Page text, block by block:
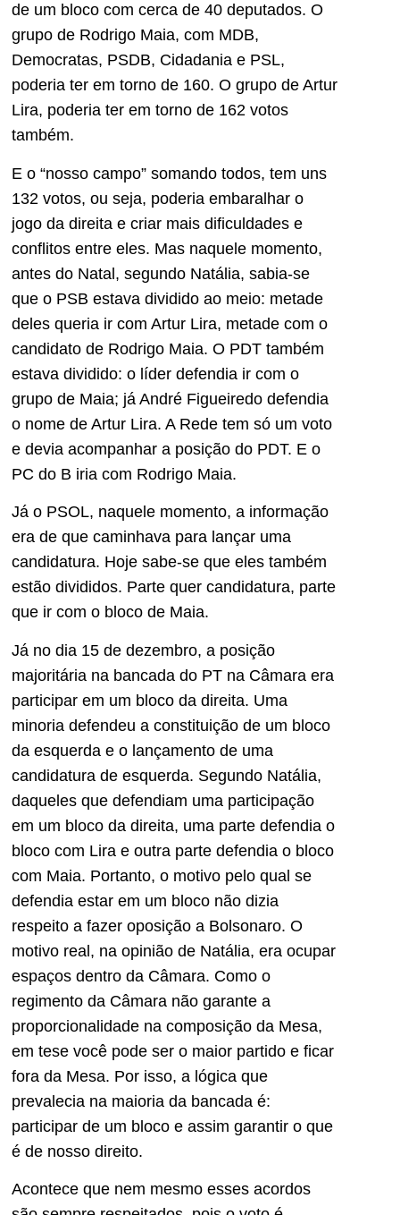
de um bloco com cerca de 40 deputados. O
grupo de Rodrigo Maia, com MDB,
Democratas, PSDB, Cidadania e PSL,
poderia ter em torno de 160. O grupo de Artur
Lira, poderia ter em torno de 162 votos
também.
E o “nosso campo” somando todos, tem uns
132 votos, ou seja, poderia embaralhar o
jogo da direita e criar mais dificuldades e
conflitos entre eles. Mas naquele momento,
antes do Natal, segundo Natália, sabia-se
que o PSB estava dividido ao meio: metade
deles queria ir com Artur Lira, metade com o
candidato de Rodrigo Maia. O PDT também
estava dividido: o líder defendia ir com o
grupo de Maia; já André Figueiredo defendia
o nome de Artur Lira. A Rede tem só um voto
e devia acompanhar a posição do PDT. E o
PC do B iria com Rodrigo Maia.
Já o PSOL, naquele momento, a informação
era de que caminhava para lançar uma
candidatura. Hoje sabe-se que eles também
estão divididos. Parte quer candidatura, parte
que ir com o bloco de Maia.
Já no dia 15 de dezembro, a posição
majoritária na bancada do PT na Câmara era
participar em um bloco da direita. Uma
minoria defendeu a constituição de um bloco
da esquerda e o lançamento de uma
candidatura de esquerda. Segundo Natália,
daqueles que defendiam uma participação
em um bloco da direita, uma parte defendia o
bloco com Lira e outra parte defendia o bloco
com Maia. Portanto, o motivo pelo qual se
defendia estar em um bloco não dizia
respeito a fazer oposição a Bolsonaro. O
motivo real, na opinião de Natália, era ocupar
espaços dentro da Câmara. Como o
regimento da Câmara não garante a
proporcionalidade na composição da Mesa,
em tese você pode ser o maior partido e ficar
fora da Mesa. Por isso, a lógica que
prevalecia na maioria da bancada é:
participar de um bloco e assim garantir o que
é de nosso direito.
Acontece que nem mesmo esses acordos